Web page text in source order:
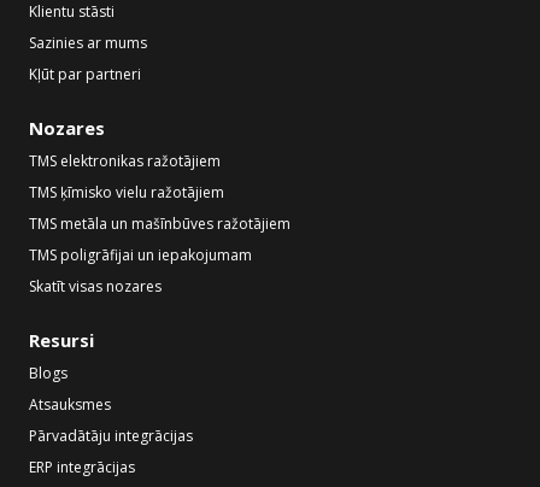
Klientu stāsti
Sazinies ar mums
Kļūt par partneri
Nozares
TMS elektronikas ražotājiem
TMS ķīmisko vielu ražotājiem
TMS metāla un mašīnbūves ražotājiem
TMS poligrāfijai un iepakojumam
Skatīt visas nozares
Resursi
Blogs
Atsauksmes
Pārvadātāju integrācijas
ERP integrācijas